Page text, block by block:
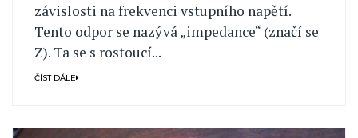
závislosti na frekvenci vstupního napětí.
Tento odpor se nazývá „impedance“ (značí se
Z). Ta se s rostoucí...
ČÍST DÁLE